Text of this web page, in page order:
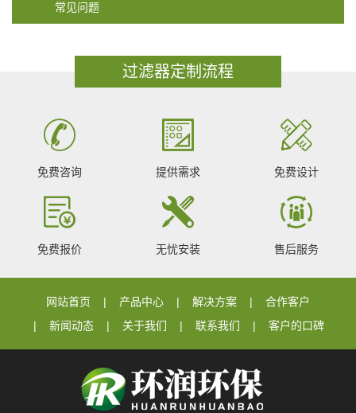
常见问题
过滤器定制流程
免费咨询 提供需求 免费设计
免费报价 无忧安装 售后服务
网站首页 产品中心 解决方案
合作客户
新闻动态
关于我们 联系我们 客户的口碑